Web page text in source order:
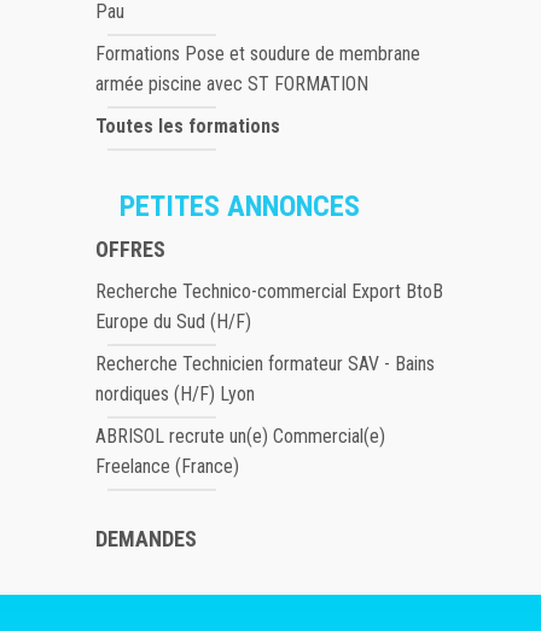
Pau
Formations Pose et soudure de membrane
armée piscine avec ST FORMATION
Toutes les formations
PETITES ANNONCES
OFFRES
Recherche Technico-commercial Export BtoB
Europe du Sud (H/F)
Recherche Technicien formateur SAV - Bains
nordiques (H/F) Lyon
ABRISOL recrute un(e) Commercial(e)
Freelance (France)
DEMANDES